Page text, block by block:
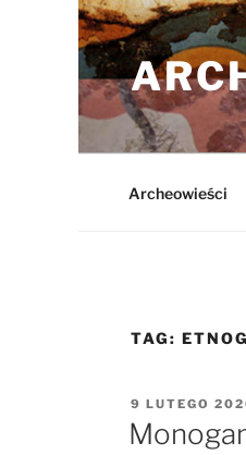
Przejdź
do
treści
Archeowieści
TAG:
W
9 LUTEGO